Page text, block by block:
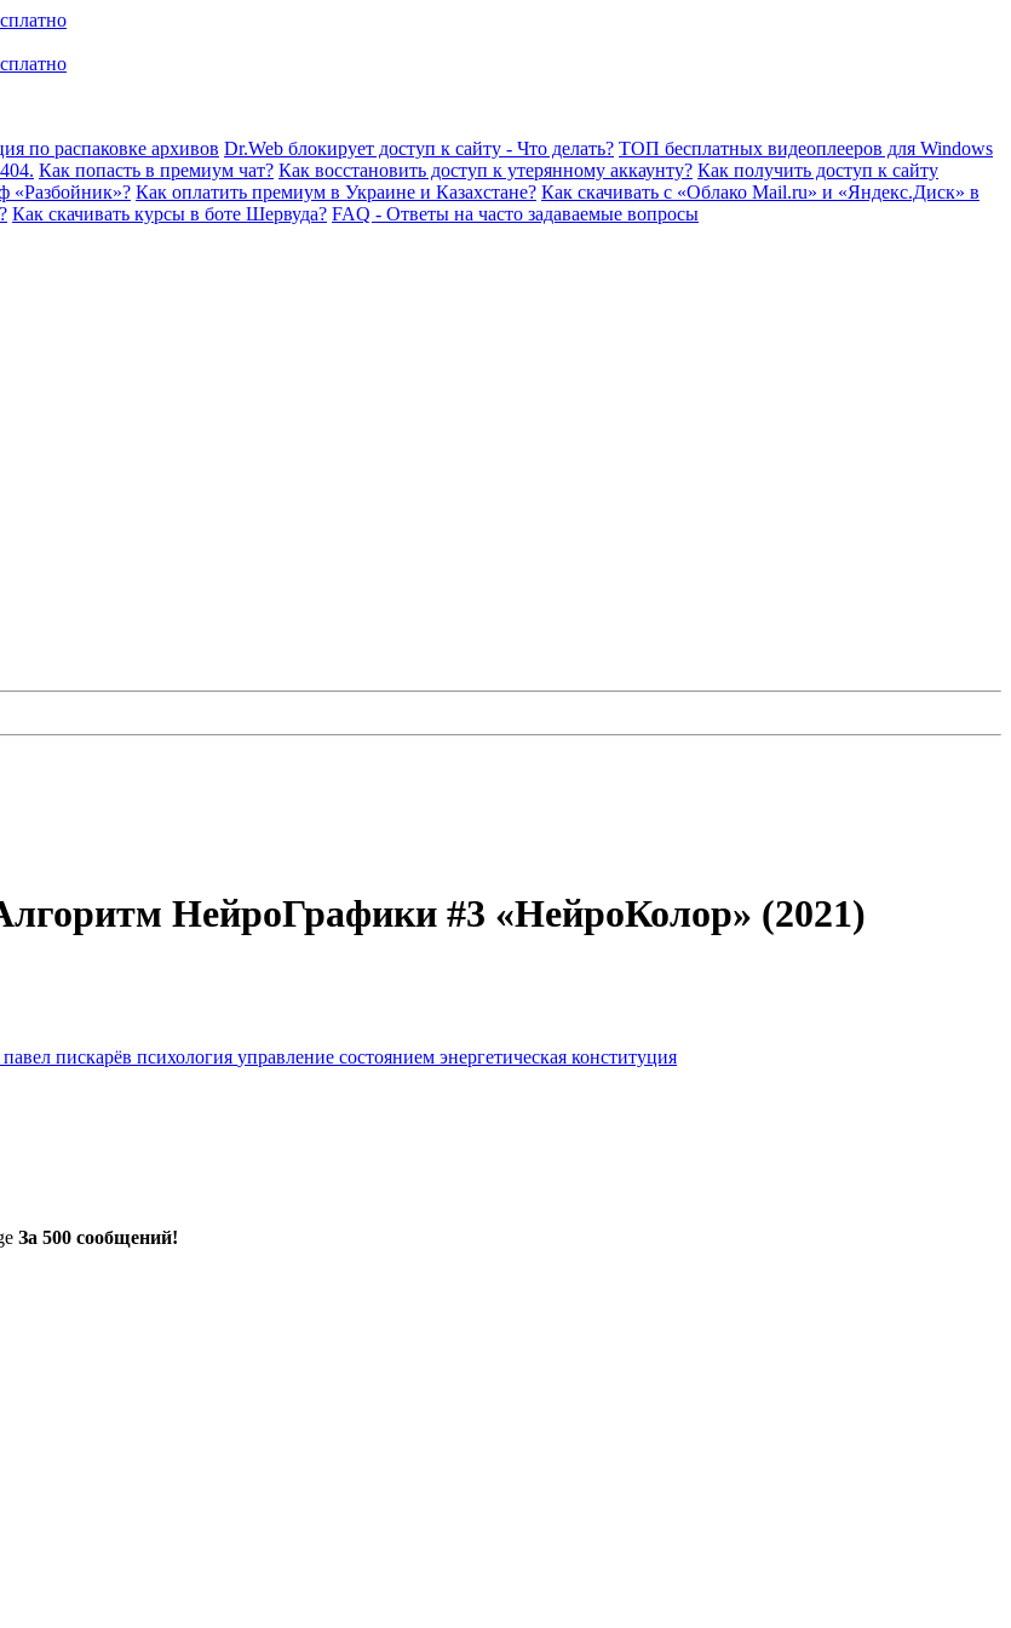
по распаковке архивов Dr.Web блокирует доступ к сайту - Что делать? ТОП бесплатных видеоплееров для Windows
Как попасть в премиум чат? Как восстановить доступ к утерянному аккаунту? Как получить доступ к сайту
«Разбойник»? Как оплатить премиум в Украине и Казахстане? Как скачивать с «Облако Mail.ru» и «Яндекс.Диск» в
Как скачивать курсы в боте Шервуда? FAQ - Ответы на часто задаваемые вопросы
НейроГрафики #3 «НейроКолор» (2021)
павел пискарёв психология управление состоянием энергетическая конституция
За 500 сообщений!